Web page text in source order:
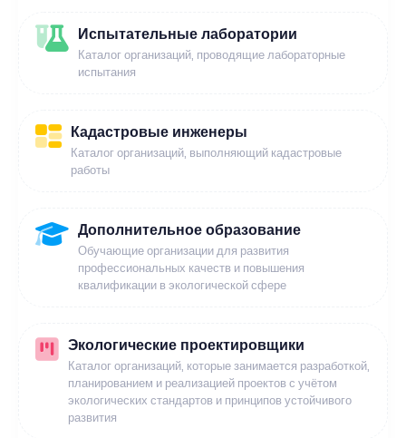
Испытательные лаборатории
Каталог организаций, проводящие лабораторные
испытания
Кадастровые инженеры
Каталог организаций, выполняющий кадастровые
работы
Дополнительное образование
Обучающие организации для развития
профессиональных качеств и повышения
квалификации в экологической сфере
Экологические проектировщики
Каталог организаций, которые занимается разработкой,
планированием и реализацией проектов с учётом
экологических стандартов и принципов устойчивого
развития